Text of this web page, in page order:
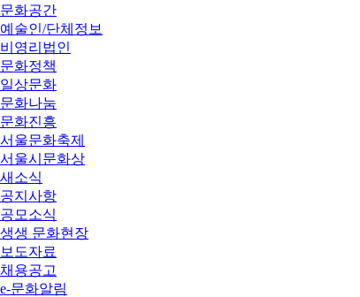
문화공간
예술인/단체정보
비영리법인
문화정책
일상문화
문화나눔
문화진흥
서울문화축제
서울시문화상
새소식
공지사항
공모소식
생생 문화현장
보도자료
채용공고
e-문화알림